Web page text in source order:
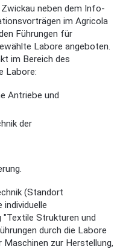
neben dem Info-
im Agricola
Führungen für
Labore angeboten.
im Bereich des
Labore:
Antriebe und
der
(Standort
individuelle
Strukturen und
durch die Labore
zur Herstellung,